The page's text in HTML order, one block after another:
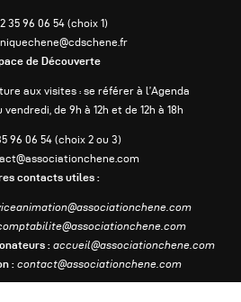
35 96 06 54 (choix 1)
de Découverte
aux visites : se référer à l’Agenda
de 9h à 12h et de 12h à 18h
96 06 54 (choix 2 ou 3)
contacts utiles :
: accueil@associationchene.com
: contact@associationchene.com